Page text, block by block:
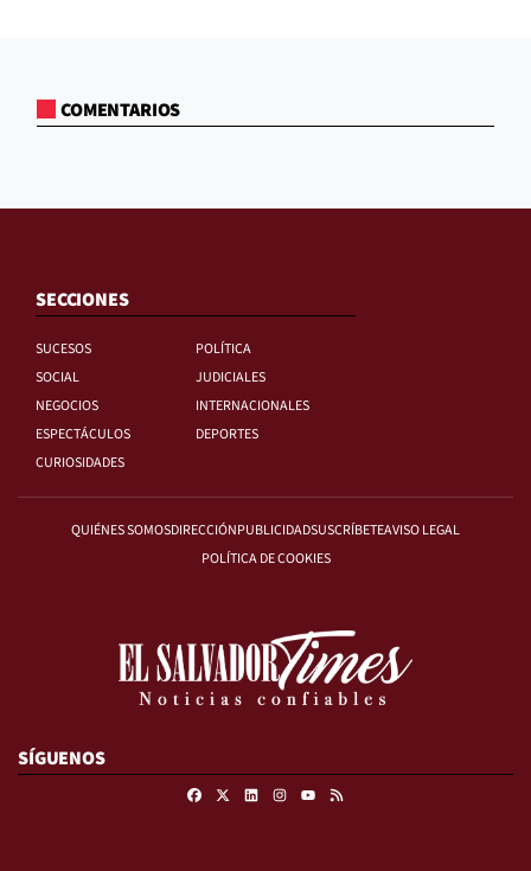
COMENTARIOS
SECCIONES
SUCESOS
POLÍTICA
SOCIAL
JUDICIALES
NEGOCIOS
INTERNACIONALES
ESPECTÁCULOS
DEPORTES
CURIOSIDADES
QUIÉNES SOMOSDIRECCIÓNPUBLICIDADSUSCRÍBETEAVISO LEGAL
POLÍTICA DE COOKIES
SÍGUENOS
FacebookLinkedinInstagram